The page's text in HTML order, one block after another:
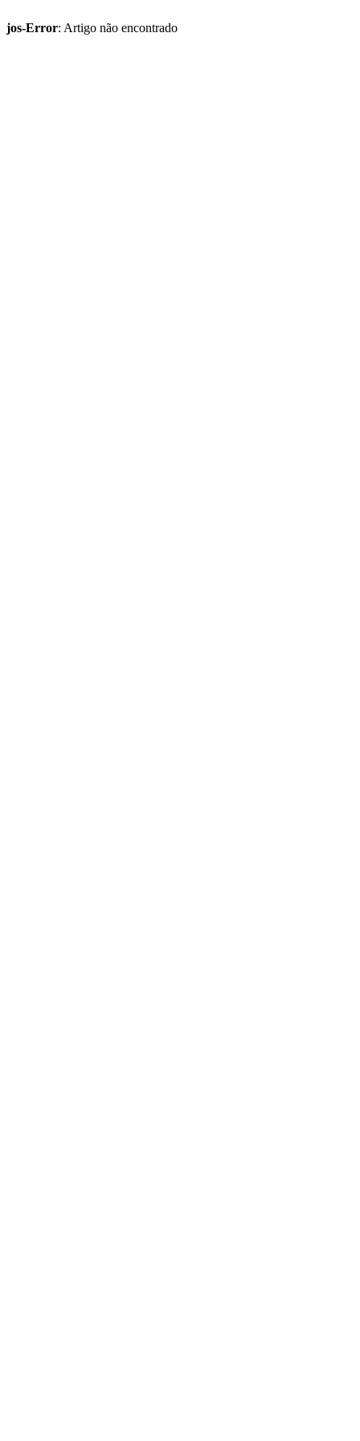
jos-Error: Artigo não encontrado